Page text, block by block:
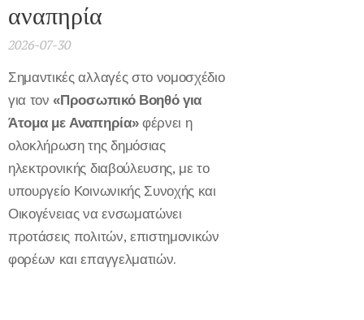
αναπηρία
2026-07-30
Σημαντικές αλλαγές στο νομοσχέδιο
για τον«Προσωπικό Βοηθό για
Άτομα με Αναπηρία»φέρνει η
ολοκλήρωση της δημόσιας
ηλεκτρονικής διαβούλευσης, με το
υπουργείο Κοινωνικής Συνοχής και
Οικογένειας να ενσωματώνει
προτάσεις πολιτών, επιστημονικών
φορέων και επαγγελματιών.